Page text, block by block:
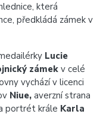
která
předkládá zámek v
Lucie
zámek v celé
vychází v licenci
Niue, averzní strana
portrét krále Karla